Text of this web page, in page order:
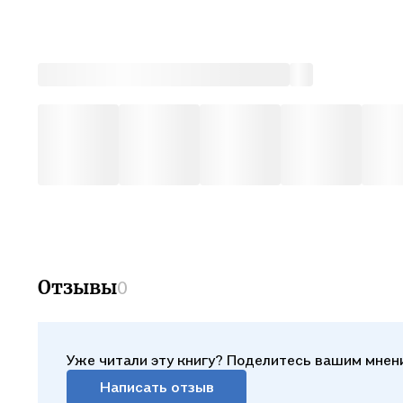
Отзывы0
Уже читали эту книгу? Поделитесь вашим
Написать отзыв